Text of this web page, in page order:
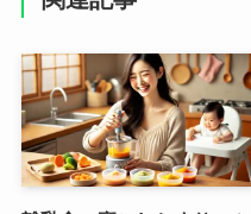
離乳食の裏ごしとすりつぶ
しの違いとは？いつまで必
要？ラクに続けるコツとお
すすめグッズも紹介